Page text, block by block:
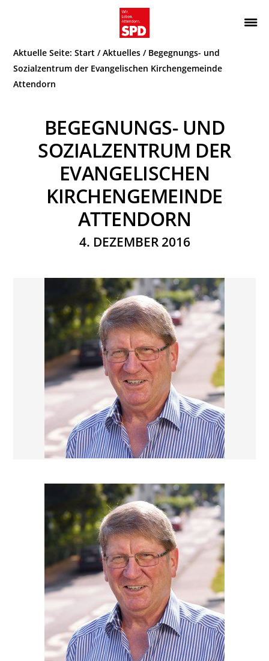
springen
springen
SPD
Leben.
Attendorn.
Aktuelle Seite:Start / Aktuelles /Begegnungs- und
Sozialzentrum der Evangelischen Kirchengemeinde
Attendorn
BEGEGNUNGS- UND
SOZIALZENTRUM DER
EVANGELISCHEN
KIRCHENGEMEINDE
ATTENDORN
4. DEZEMBER 2016